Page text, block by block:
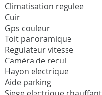
Climatisation regulee
Cuir
Gps couleur
Toit panoramique
Regulateur vitesse
Caméra de recul
Hayon electrique
Aide parking